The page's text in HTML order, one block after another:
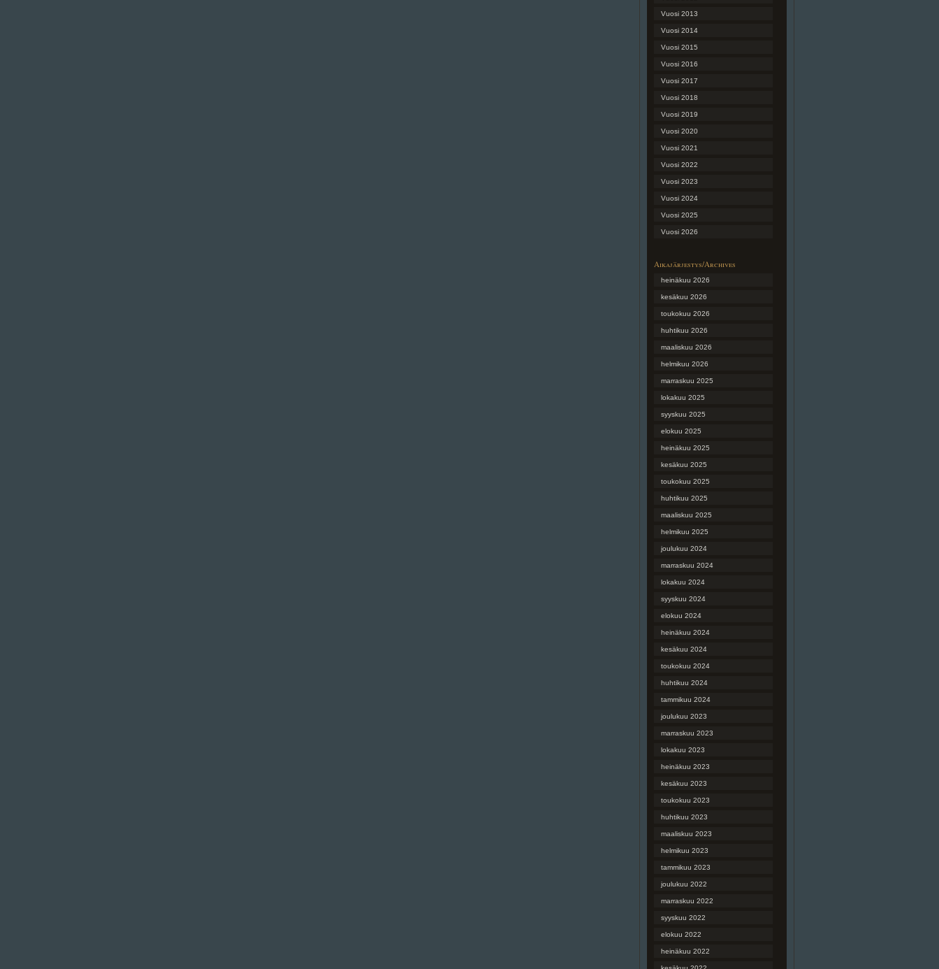
Vuosi 2013
Vuosi 2014
Vuosi 2015
Vuosi 2016
Vuosi 2017
Vuosi 2018
Vuosi 2019
Vuosi 2020
Vuosi 2021
Vuosi 2022
Vuosi 2023
Vuosi 2024
Vuosi 2025
Vuosi 2026
Aikajärjestys/Archives
heinäkuu 2026
kesäkuu 2026
toukokuu 2026
huhtikuu 2026
maaliskuu 2026
helmikuu 2026
marraskuu 2025
lokakuu 2025
syyskuu 2025
elokuu 2025
heinäkuu 2025
kesäkuu 2025
toukokuu 2025
huhtikuu 2025
maaliskuu 2025
helmikuu 2025
joulukuu 2024
marraskuu 2024
lokakuu 2024
syyskuu 2024
elokuu 2024
heinäkuu 2024
kesäkuu 2024
toukokuu 2024
huhtikuu 2024
tammikuu 2024
joulukuu 2023
marraskuu 2023
lokakuu 2023
heinäkuu 2023
kesäkuu 2023
toukokuu 2023
huhtikuu 2023
maaliskuu 2023
helmikuu 2023
tammikuu 2023
joulukuu 2022
marraskuu 2022
syyskuu 2022
elokuu 2022
heinäkuu 2022